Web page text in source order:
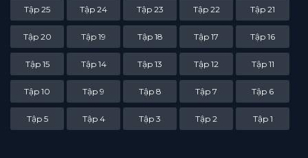
Tập 25 Tập 24 Tập 23 Tập 22 Tập 21
Tập 20 Tập 19 Tập 18 Tập 17 Tập 16
Tập 15 Tập 14 Tập 13 Tập 12 Tập 11
Tập 10 Tập 9 Tập 8 Tập 7 Tập 6
Tập 5 Tập 4 Tập 3 Tập 2 Tập 1